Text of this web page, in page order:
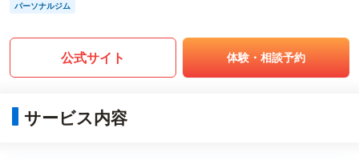
パーソナルジム
公式サイト 体験・相談予約
サービス内容